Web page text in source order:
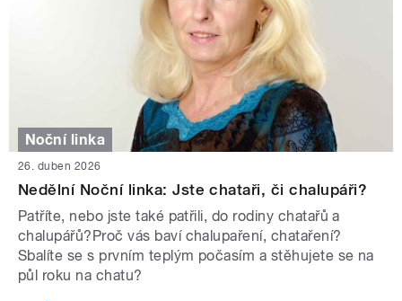
Noční linka
26. duben 2026
Nedělní Noční linka: Jste chataři, či chalupáři?
Patříte, nebo jste také patřili, do rodiny chatařů a
chalupářů?Proč vás baví chalupaření, chataření?
Sbalíte se s prvním teplým počasím a stěhujete se na
půl roku na chatu?